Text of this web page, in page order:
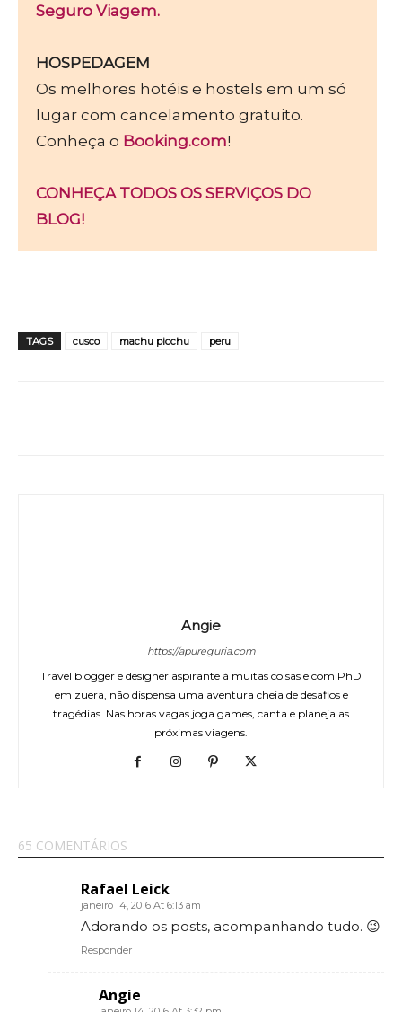
Seguro Viagem.
HOSPEDAGEM
Os melhores hotéis e hostels em um só
lugar com cancelamento gratuito.
Conheça o Booking.com!
CONHEÇA TODOS OS SERVIÇOS DO
BLOG!
TAGS cusco machu picchu peru
Angie
https://apureguria.com
Travel blogger e designer aspirante à muitas coisas e com PhD
em zuera, não dispensa uma aventura cheia de desafios e
tragédias. Nas horas vagas joga games, canta e planeja as
próximas viagens.
65 COMENTÁRIOS
Rafael Leick
janeiro 14, 2016 At 6:13 am
Adorando os posts, acompanhando tudo. 😉
Responder
Angie